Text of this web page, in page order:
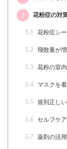
5 花粉症の対
5.1 花粉症シ
5.2 飛散量が
5.3 花粉の室
5.4 マスクを
5.5 規則正し
5.6 セルフケ
5.7 薬剤の活用